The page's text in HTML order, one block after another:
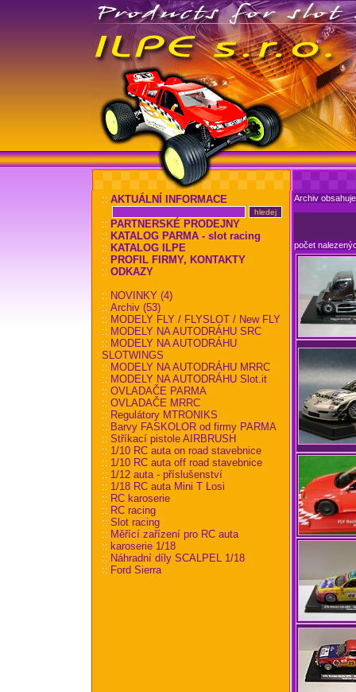
:: AKTUÁLNÍ INFORMACE
:: PARTNERSKÉ PRODEJNY
:: KATALOG PARMA - slot racing
:: KATALOG ILPE
:: PROFIL FIRMY, KONTAKTY
:: ODKAZY
:: NOVINKY (4)
:: Archiv (53)
:: MODELY FLY / FLYSLOT / New FLY
:: MODELY NA AUTODRÁHU SRC
:: MODELY NA AUTODRÁHU
SLOTWINGS
:: MODELY NA AUTODRÁHU MRRC
:: MODELY NA AUTODRÁHU Slot.it
:: OVLADAČE PARMA
:: OVLADAČE MRRC
:: Regulátory MTRONIKS
:: Barvy FASKOLOR od firmy PARMA
:: Stříkací pistole AIRBRUSH
:: 1/10 RC auta on road stavebnice
:: 1/10 RC auta off road stavebnice
:: 1/12 auta - příslušenství
:: 1/18 RC auta Mini T Losi
:: RC karoserie
:: RC racing
:: Slot racing
:: Měřící zařízení pro RC auta
:: karoserie 1/18
:: Náhradní díly SCALPEL 1/18
:: Ford Sierra
Archiv
počet